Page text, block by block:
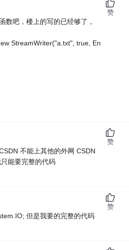
数吧，楼上的写的已经够了，
StreamWriter("a.txt", true, En
赞
不能上其他的外网 CSDN
能要完整的代码
赞
但是我要的完整的代码
赞